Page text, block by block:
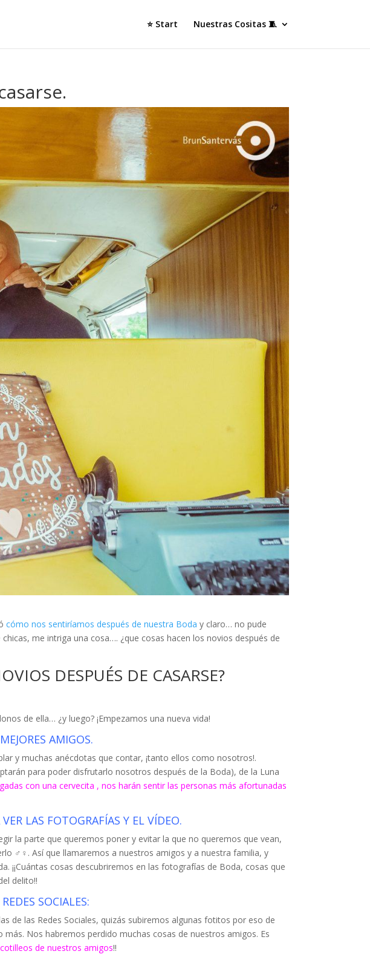
⭐ Start Nuestras Cositas 🧵
cómo nos sentiríamos después de nuestra Boda y claro… no pude
me intriga una cosa…. ¿que cosas hacen los novios después de
DESPUÉS DE CASARSE?
de ella… ¿y luego? ¡Empezamos una nueva vida!
AMIGOS.
y muchas anécdotas que contar, ¡tanto ellos como nosotros!.
para poder disfrutarlo nosotros después de la Boda), de la Luna
con una cervecita , nos harán sentir las personas más afortunadas
LAS FOTOGRAFÍAS Y EL VÍDEO.
la parte que queremos poner y evitar la que no queremos que vean,
‍♂️‍♀️. Así que llamaremos a nuestros amigos y a nuestra familia, y
cosas descubriremos en las fotografías de Boda, cosas que
delito!!
SOCIALES:
de las Redes Sociales, quizás subiremos algunas fotitos por eso de
Nos habremos perdido muchas cosas de nuestros amigos. Es
de nuestros amigos!!